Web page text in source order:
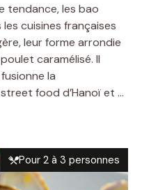
tendance, les bao
cuisines françaises
leur forme arrondie
caramélisé. Il
la
food d’Hanoï et ...
Pour 2 à 3 personnes